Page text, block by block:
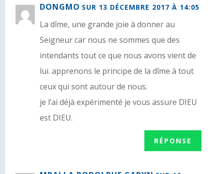
DONGMO SUR 13 DÉCEMBRE 2017 À 14:05
La dîme, une grande joie à donner au
Seigneur car nous ne sommes que des
intendants tout ce que nous avons vient de
lui. apprenons le principe de la dîme à tout
ceux qui sont autour de nous.
je l’ai déjà expérimenté je vous assure DIEU
est DIEU.
RÉPONSE